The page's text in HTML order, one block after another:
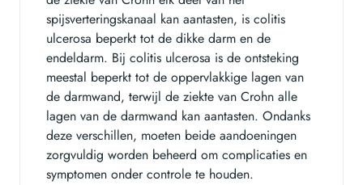
spijsverteringskanaal kan aantasten, is colitis
ulcerosa beperkt tot de dikke darm en de
endeldarm. Bij colitis ulcerosa is de ontsteking
meestal beperkt tot de oppervlakkige lagen van
de darmwand, terwijl de ziekte van Crohn alle
lagen van de darmwand kan aantasten. Ondanks
deze verschillen, moeten beide aandoeningen
zorgvuldig worden beheerd om complicaties en
symptomen onder controle te houden.